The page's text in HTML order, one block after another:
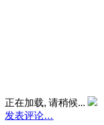
正在加载, 请稍候...
发表评论…